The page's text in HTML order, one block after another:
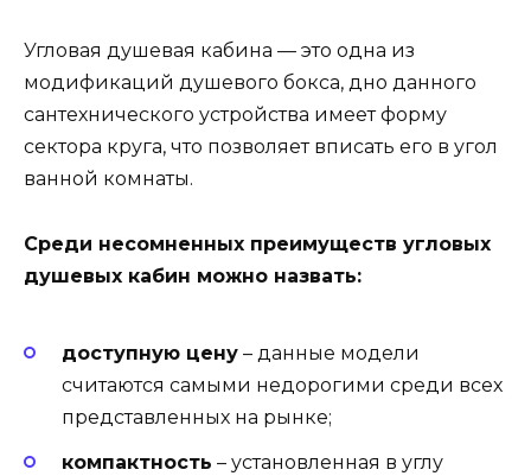
Угловая душевая кабина — это одна из
модификаций душевого бокса, дно данного
сантехнического устройства имеет форму
сектора круга, что позволяет вписать его в угол
ванной комнаты.
Среди несомненных преимуществ угловых
душевых кабин можно назвать:
доступную цену – данные модели
считаются самыми недорогими среди всех
представленных на рынке;
компактность – установленная в углу